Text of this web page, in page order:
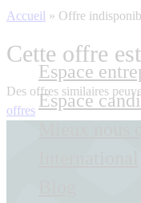
Espace
Espace
Accueil » Offre
Cette offre
Des offres similaires
offres